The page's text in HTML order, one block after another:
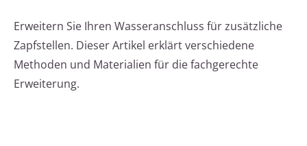
Erweitern Sie Ihren Wasseranschluss für zusätzliche
Zapfstellen. Dieser Artikel erklärt verschiedene
Methoden und Materialien für die fachgerechte
Erweiterung.